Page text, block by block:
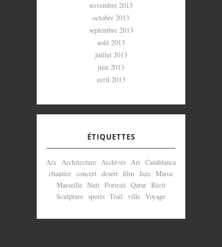
novembre 2013
octobre 2013
septembre 2013
août 2013
juillet 2013
juin 2013
avril 2013
ÉTIQUETTES
Aix Architecture Archives Art Casablanca
chantier concert desert film Jazz Maroc
Marseille Nuit Portrait Qatar Récit
Sculpture sports Trail ville Voyage